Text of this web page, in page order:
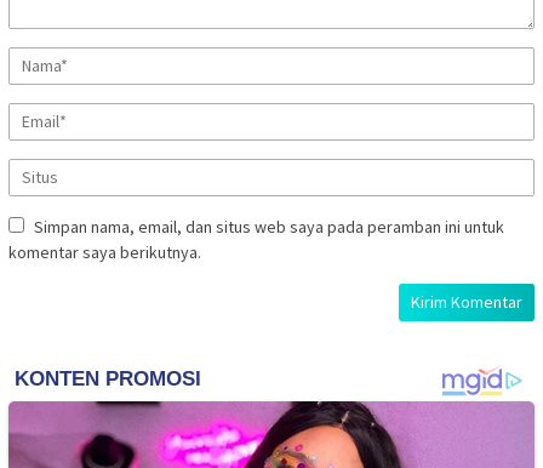
Simpan nama, email, dan situs web saya pada peramban ini untuk
komentar saya berikutnya.